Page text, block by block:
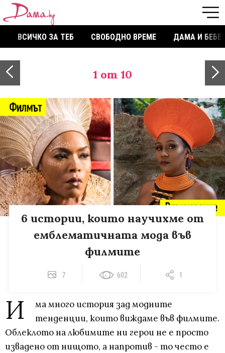
ВСИЧКО ЗА ТЕБ СВОБОДНО ВРЕМЕ ДАМА И БЕБЕ
1 от 10
6 истории, които научихме от
емблематичната мода във
филмите
7 602 1
И
ма много история зад модните
тенденции, които виждаме във филмите.
Облеклото на любимите ни герои не е просто
извадено от нищото, а напротив - то често е